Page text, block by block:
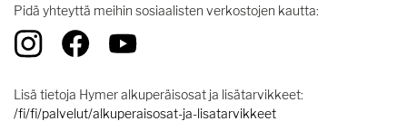
Pidä yhteyttä meihin sosiaalisten verkostojen kautta:
Lisä tietoja Hymer alkuperäisosat ja lisätarvikkeet:
/fi/fi/palvelut/alkuperaisosat-ja-lisatarvikkeet